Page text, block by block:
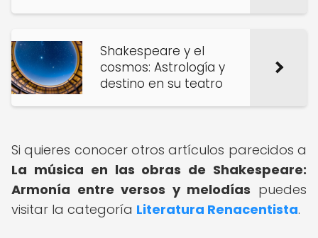
Shakespeare y el
cosmos: Astrología y
destino en su teatro
Si quieres conocer otros artículos parecidos a
La música en las obras de Shakespeare:
Armonía entre versos y melodías puedes
visitar la categoría Literatura Renacentista.